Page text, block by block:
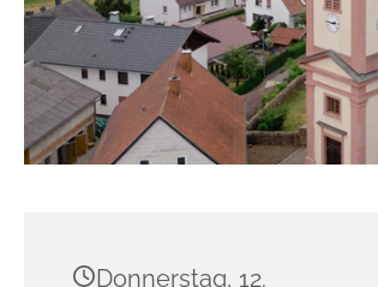
Donnerstag, 12.